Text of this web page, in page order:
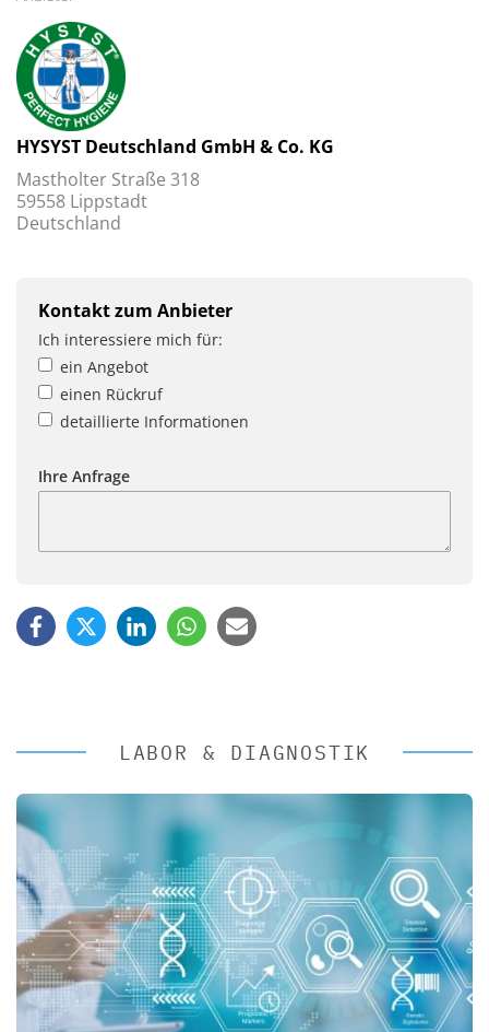
HYSYST Deutschland GmbH & Co. KG
Mastholter Straße 318
59558 Lippstadt
Deutschland
Kontakt zum Anbieter
Ich interessiere mich für:
ein Angebot
einen Rückruf
detaillierte Informationen
Ihre Anfrage
LABOR & DIAGNOSTIK